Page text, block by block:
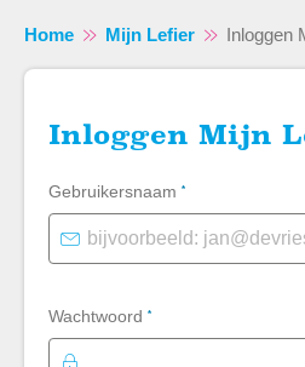
Naar hoofdinhoud
Naar hoofdnavigatiemenu
Naar zoeken
Home Mijn Lefier Inloggen
Inloggen Mijn
Gebruikersnaam *
Wachtwoord *